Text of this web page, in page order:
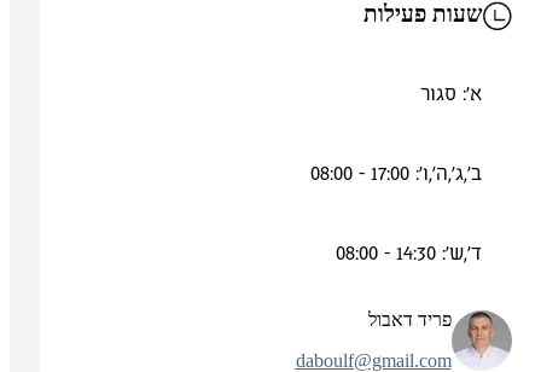
שעות פעילות
א': סגור
ב',ג',ה',ו': 17:00 - 08:00
ד',ש': 14:30 - 08:00
פריד דאבול
daboulf@gmail.com